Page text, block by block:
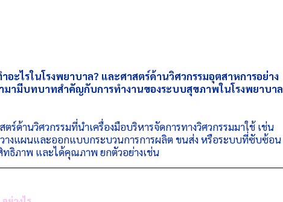
อะไรในโรงพยาบาล? และศาสตร์ด้านวิศวกรรมอุตสาหการอย่าง
มามีบทบาทสำคัญกับการทำงานของระบบสุขภาพในโรงพยาบาล
ร์ด้านวิศวกรรมที่นำเครื่องมือบริหารจัดการทางวิศวกรรมมาใช้ เช่น
างแผนและออกแบบกระบวนการการผลิต ขนส่ง หรือระบบที่ซับซ้อน
ทธิภาพ และได้คุณภาพ ยกตัวอย่างเช่น